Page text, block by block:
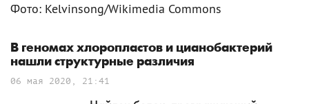
Фото: Kelvinsong/Wikimedia Commons
В геномах хлоропластов и цианобактерий
нашли структурные различия
06 мая 2020, 21:41